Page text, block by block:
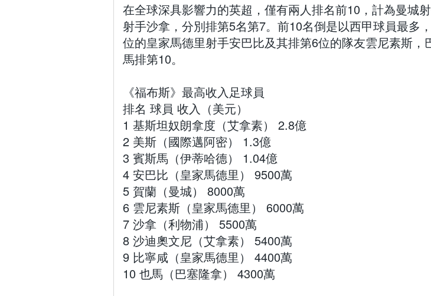
在全球深具影響力的英超，僅有兩人排名前10，計為曼城
射手沙拿，分別排第5名第7。前10名倒是以西甲球員最多
位的皇家馬德里射手安巴比及其排第6位的隊友雲尼素斯，
馬排第10。
《福布斯》最高收入足球員
排名 球員 收入（美元）
1 基斯坦奴朗拿度（艾拿素） 2.8億
2 美斯（國際邁阿密） 1.3億
3 賓斯馬（伊蒂哈德） 1.04億
4 安巴比（皇家馬德里） 9500萬
5 賀蘭（曼城） 8000萬
6 雲尼素斯（皇家馬德里） 6000萬
7 沙拿（利物浦） 5500萬
8 沙迪奧文尼（艾拿素） 5400萬
9 比寧咸（皇家馬德里） 4400萬
10 也馬（巴塞隆拿） 4300萬